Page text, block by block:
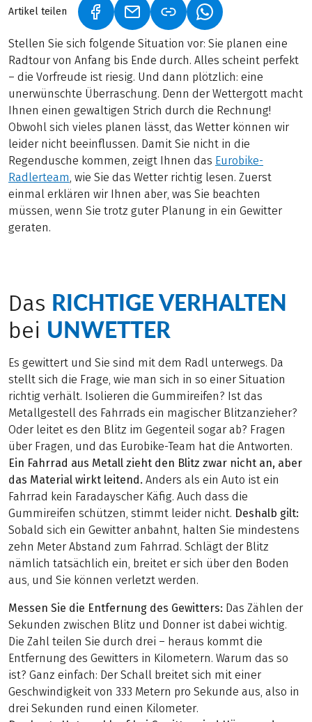
Artikel teilen (LINK ÖFFNET IN NEUEM TAB)
(LINK ÖFFNET IN NEUEM TAB)
(LINK ÖFFNET IN
Stellen Sie sich folgende Situation vor: Sie planen eine
Radtour von Anfang bis Ende durch. Alles scheint perfekt
– die Vorfreude ist riesig. Und dann plötzlich: eine
unerwünschte Überraschung. Denn der Wettergott macht
Ihnen einen gewaltigen Strich durch die Rechnung!
Obwohl sich vieles planen lässt, das Wetter können wir
leider nicht beeinflussen. Damit Sie nicht in die
Regendusche kommen, zeigt Ihnen das Eurobike-
Radlerteam, wie Sie das Wetter richtig lesen. Zuerst
einmal erklären wir Ihnen aber, was Sie beachten
müssen, wenn Sie trotz guter Planung in ein Gewitter
geraten.
Das RICHTIGE VERHALTEN
bei UNWETTER
Es gewittert und Sie sind mit dem Radl unterwegs. Da
stellt sich die Frage, wie man sich in so einer Situation
richtig verhält. Isolieren die Gummireifen? Ist das
Metallgestell des Fahrrads ein magischer Blitzanzieher?
Oder leitet es den Blitz im Gegenteil sogar ab? Fragen
über Fragen, und das Eurobike-Team hat die Antworten.
Ein Fahrrad aus Metall zieht den Blitz zwar nicht an, aber
das Material wirkt leitend. Anders als ein Auto ist ein
Fahrrad kein Faradayscher Käfig. Auch dass die
Gummireifen schützen, stimmt leider nicht. Deshalb gilt:
Sobald sich ein Gewitter anbahnt, halten Sie mindestens
zehn Meter Abstand zum Fahrrad. Schlägt der Blitz
nämlich tatsächlich ein, breitet er sich über den Boden
aus, und Sie können verletzt werden.
Messen Sie die Entfernung des Gewitters: Das Zählen der
Sekunden zwischen Blitz und Donner ist dabei wichtig.
Die Zahl teilen Sie durch drei – heraus kommt die
Entfernung des Gewitters in Kilometern. Warum das so
ist? Ganz einfach: Der Schall breitet sich mit einer
Geschwindigkeit von 333 Metern pro Sekunde aus, also in
drei Sekunden rund einen Kilometer.